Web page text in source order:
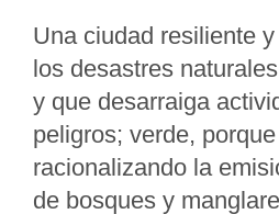
Una ciudad resiliente
los desastres
y que desarraiga
peligros; verde,
racionalizando la
de bosques y